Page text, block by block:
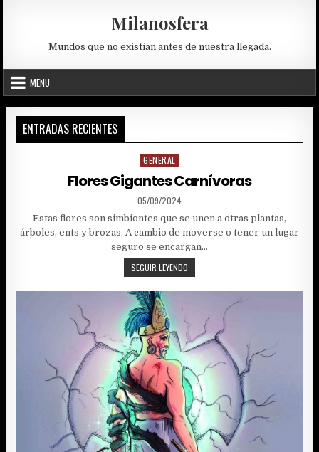
Milanosfera
Mundos que no existían antes de nuestra llegada.
MENU
ENTRADAS RECIENTES
Posted
GENERAL
Flores Gigantes Carnívoras
PUBLISHED
DATE:
05/09/2024
Estas flores son simbiontes que se unen a otras plantas,
árboles, ents y brozas. A cambio de moverse o tener un lugar
seguro se encargan…
SEGUIR LEYENDO
GIGANTES
CARNÍVORAS